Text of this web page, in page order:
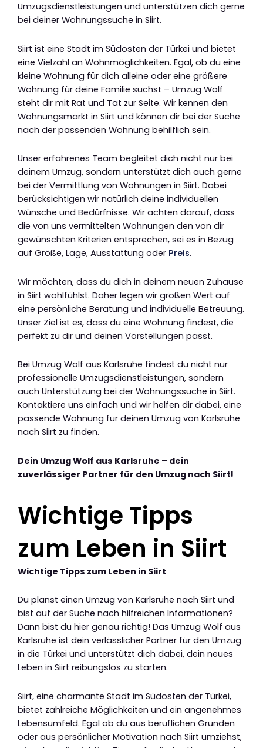
Umzugsdienstleistungen und unterstützen dich gerne
bei deiner Wohnungssuche in Siirt.
Siirt ist eine Stadt im Südosten der Türkei und bietet
eine Vielzahl an Wohnmöglichkeiten. Egal, ob du eine
kleine Wohnung für dich alleine oder eine größere
Wohnung für deine Familie suchst – Umzug Wolf
steht dir mit Rat und Tat zur Seite. Wir kennen den
Wohnungsmarkt in Siirt und können dir bei der Suche
nach der passenden Wohnung behilflich sein.
Unser erfahrenes Team begleitet dich nicht nur bei
deinem Umzug, sondern unterstützt dich auch gerne
bei der Vermittlung von Wohnungen in Siirt. Dabei
berücksichtigen wir natürlich deine individuellen
Wünsche und Bedürfnisse. Wir achten darauf, dass
die von uns vermittelten Wohnungen den von dir
gewünschten Kriterien entsprechen, sei es in Bezug
auf Größe, Lage, Ausstattung oder Preis.
Wir möchten, dass du dich in deinem neuen Zuhause
in Siirt wohlfühlst. Daher legen wir großen Wert auf
eine persönliche Beratung und individuelle Betreuung.
Unser Ziel ist es, dass du eine Wohnung findest, die
perfekt zu dir und deinen Vorstellungen passt.
Bei Umzug Wolf aus Karlsruhe findest du nicht nur
professionelle Umzugsdienstleistungen, sondern
auch Unterstützung bei der Wohnungssuche in Siirt.
Kontaktiere uns einfach und wir helfen dir dabei, eine
passende Wohnung für deinen Umzug von Karlsruhe
nach Siirt zu finden.
Dein Umzug Wolf aus Karlsruhe – dein
zuverlässiger Partner für den Umzug nach Siirt!
Wichtige Tipps
zum Leben in Siirt
Wichtige Tipps zum Leben in Siirt
Du planst einen Umzug von Karlsruhe nach Siirt und
bist auf der Suche nach hilfreichen Informationen?
Dann bist du hier genau richtig! Das Umzug Wolf aus
Karlsruhe ist dein verlässlicher Partner für den Umzug
in die Türkei und unterstützt dich dabei, dein neues
Leben in Siirt reibungslos zu starten.
Siirt, eine charmante Stadt im Südosten der Türkei,
bietet zahlreiche Möglichkeiten und ein angenehmes
Lebensumfeld. Egal ob du aus beruflichen Gründen
oder aus persönlicher Motivation nach Siirt umziehst,